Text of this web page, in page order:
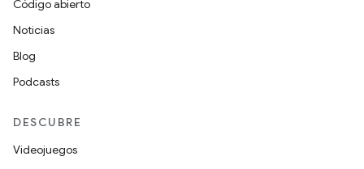
Código abierto
Noticias
Blog
Podcasts
DESCUBRE
Videojuegos